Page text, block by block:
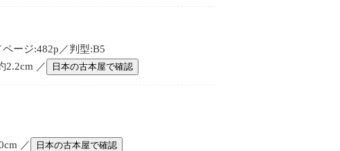
ージ:482p／判型:B5
2.2cm ／
日本の古本屋で確認
／
日本の古本屋で確認